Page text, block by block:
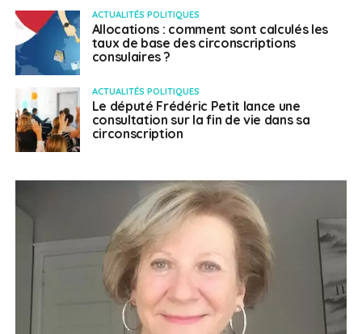
ACTUALITÉS POLITIQUES
Allocations : comment sont calculés les
taux de base des circonscriptions
consulaires ?
ACTUALITÉS POLITIQUES
Le député Frédéric Petit lance une
consultation sur la fin de vie dans sa
circonscription